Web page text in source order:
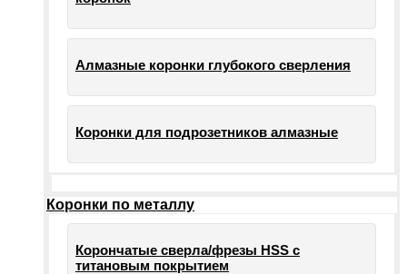
Алмазные коронки глубокого сверления
Коронки для подрозетников алмазные
Коронки по металлу
Корончатые сверла/фрезы HSS c
титановым покрытием